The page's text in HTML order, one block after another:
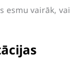
esmu vairāk, vai